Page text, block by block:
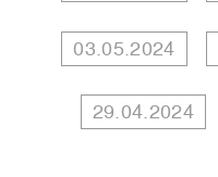
03.05.2024
29.04.2024